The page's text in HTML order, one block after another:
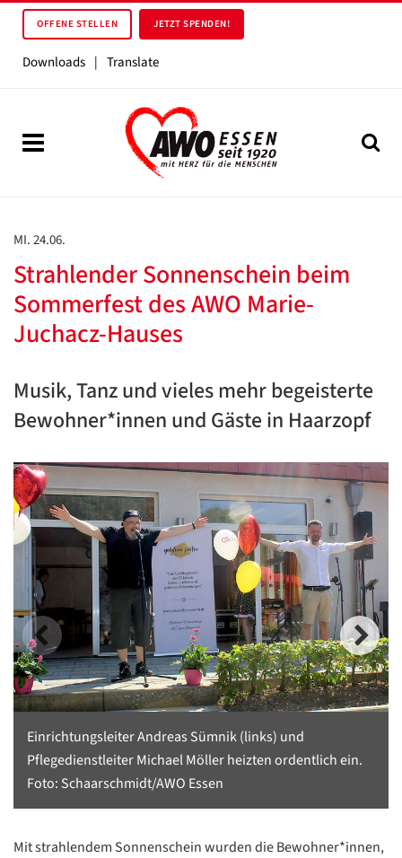
OFFENE STELLEN JETZT SPENDEN!
Downloads | Translate
MI. 24.06.
Strahlender Sonnenschein beim
Sommerfest des AWO Marie-
Juchacz-Hauses
Musik, Tanz und vieles mehr begeisterte
Bewohner*innen und Gäste in Haarzopf
Einrichtungsleiter Andreas Sümnik (links) und
Pflegedienstleiter Michael Möller heizten ordentlich ein.
Foto: Schaarschmidt/AWO Essen
Mit strahlendem Sonnenschein wurden die Bewohner*innen,